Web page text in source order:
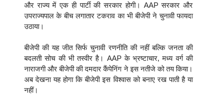
और राज्य में एक ही पार्टी की सरकार होगी। AAP सरकार और
उपराज्यपाल के बीच लगातार टकराव का भी बीजेपी ने चुनावी फायदा
उठाया।
बीजेपी की यह जीत सिर्फ चुनावी रणनीति की नहीं बल्कि जनता की
बदलती सोच की भी तस्वीर है। AAP के भ्रष्टाचार, मध्य वर्ग की
नाराजगी और बीजेपी की दमदार कैंपेनिंग ने इस नतीजे को तय किया।
अब देखना यह होगा कि बीजेपी इस विश्वास को बनाए रख पाती है या
नहीं।